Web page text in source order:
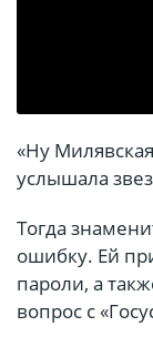
«Ну
услышала
Тогда
ошибку. Ей
пароли, а
вопрос с